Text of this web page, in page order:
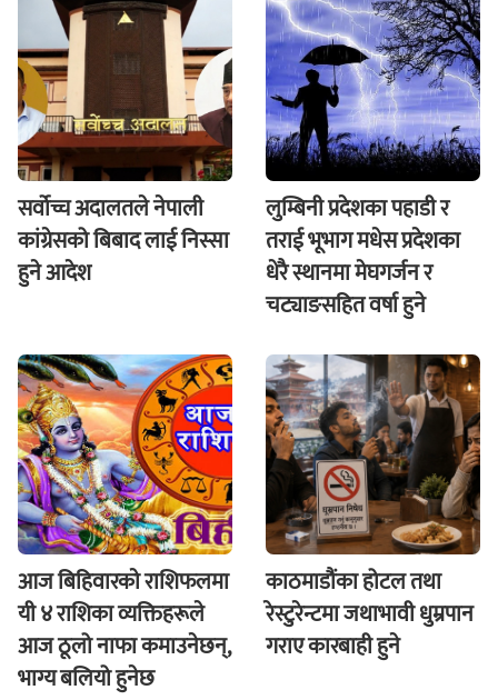
सर्वोच्च अदालतले नेपाली
कांग्रेसको बिबाद लाई निस्सा
हुने आदेश
लुम्बिनी प्रदेशका पहाडी र
तराई भूभाग मधेस प्रदेशका
धेरै स्थानमा मेघगर्जन र
चट्याङसहित वर्षा हुने
आज बिहिवारकाे राशिफलमा
यी ४ राशिका व्यक्तिहरूले
आज ठूलो नाफा कमाउनेछन्,
भाग्य बलियो हुनेछ
काठमाडौंका होटल तथा
रेस्टुरेन्टमा जथाभावी धुम्रपान
गराए कारबाही हुने